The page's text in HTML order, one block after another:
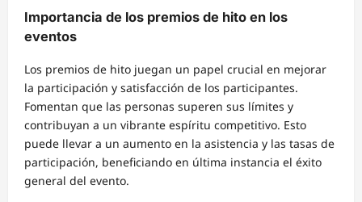
Importancia de los premios de hito en los
eventos
Los premios de hito juegan un papel crucial en mejorar
la participación y satisfacción de los participantes.
Fomentan que las personas superen sus límites y
contribuyan a un vibrante espíritu competitivo. Esto
puede llevar a un aumento en la asistencia y las tasas de
participación, beneficiando en última instancia el éxito
general del evento.